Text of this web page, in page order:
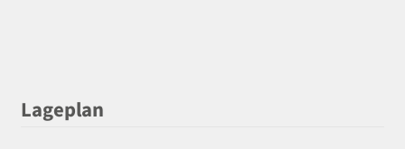
Lageplan